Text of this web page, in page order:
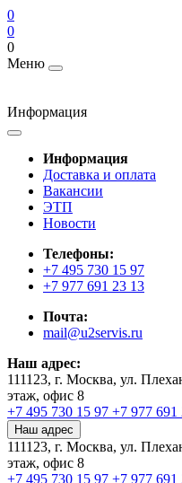
0
0
0
Меню
Информация
Информация
Доставка и оплата
Вакансии
ЭТП
Новости
Телефоны:
+7 495 730 15 97
+7 977 691 23 13
Почта:
mail@u2servis.ru
Наш адрес:
111123, г. Москва, ул.
этаж, офис 8
+7 495 730 15 97 +7 977 691
Наш адрес
111123, г. Москва, ул.
этаж, офис 8
+7 495 730 15 97 +7 977 691